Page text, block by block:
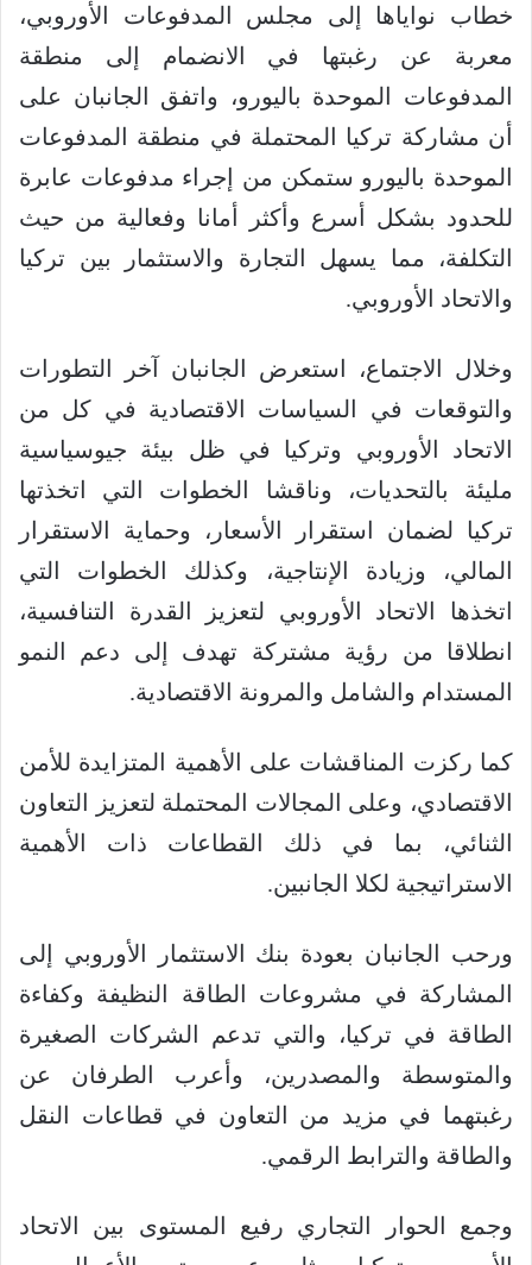
خطاب نواياها إلى مجلس المدفوعات الأوروبي،
معربة عن رغبتها في الانضمام إلى منطقة
المدفوعات الموحدة باليورو، واتفق الجانبان على
أن مشاركة تركيا المحتملة في منطقة المدفوعات
الموحدة باليورو ستمكن من إجراء مدفوعات عابرة
للحدود بشكل أسرع وأكثر أمانا وفعالية من حيث
التكلفة، مما يسهل التجارة والاستثمار بين تركيا
والاتحاد الأوروبي.
وخلال الاجتماع، استعرض الجانبان آخر التطورات
والتوقعات في السياسات الاقتصادية في كل من
الاتحاد الأوروبي وتركيا في ظل بيئة جيوسياسية
مليئة بالتحديات، وناقشا الخطوات التي اتخذتها
تركيا لضمان استقرار الأسعار، وحماية الاستقرار
المالي، وزيادة الإنتاجية، وكذلك الخطوات التي
اتخذها الاتحاد الأوروبي لتعزيز القدرة التنافسية،
انطلاقا من رؤية مشتركة تهدف إلى دعم النمو
المستدام والشامل والمرونة الاقتصادية.
كما ركزت المناقشات على الأهمية المتزايدة للأمن
الاقتصادي، وعلى المجالات المحتملة لتعزيز التعاون
الثنائي، بما في ذلك القطاعات ذات الأهمية
الاستراتيجية لكلا الجانبين.
ورحب الجانبان بعودة بنك الاستثمار الأوروبي إلى
المشاركة في مشروعات الطاقة النظيفة وكفاءة
الطاقة في تركيا، والتي تدعم الشركات الصغيرة
والمتوسطة والمصدرين، وأعرب الطرفان عن
رغبتهما في مزيد من التعاون في قطاعات النقل
والطاقة والترابط الرقمي.
وجمع الحوار التجاري رفيع المستوى بين الاتحاد